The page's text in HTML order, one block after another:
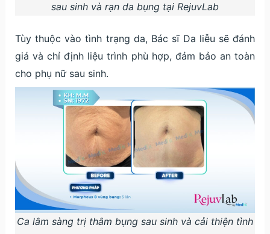
sau sinh và rạn da bụng tại RejuvLab
Tùy thuộc vào tình trạng da, Bác sĩ Da liễu sẽ đánh
giá và chỉ định liệu trình phù hợp, đảm bảo an toàn
cho phụ nữ sau sinh.
Ca lâm sàng trị thâm bụng sau sinh và cải thiện tình